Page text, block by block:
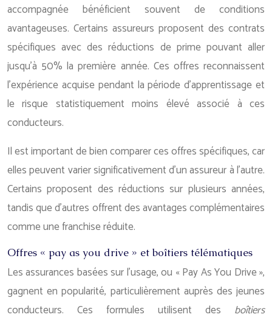
accompagnée bénéficient souvent de conditions
avantageuses. Certains assureurs proposent des contrats
spécifiques avec des réductions de prime pouvant aller
jusqu’à 50% la première année. Ces offres reconnaissent
l’expérience acquise pendant la période d’apprentissage et
le risque statistiquement moins élevé associé à ces
conducteurs.
Il est important de bien comparer ces offres spécifiques, car
elles peuvent varier significativement d’un assureur à l’autre.
Certains proposent des réductions sur plusieurs années,
tandis que d’autres offrent des avantages complémentaires
comme une franchise réduite.
Offres « pay as you drive » et boîtiers télématiques
Les assurances basées sur l’usage, ou « Pay As You Drive »,
gagnent en popularité, particulièrement auprès des jeunes
conducteurs. Ces formules utilisent des boîtiers